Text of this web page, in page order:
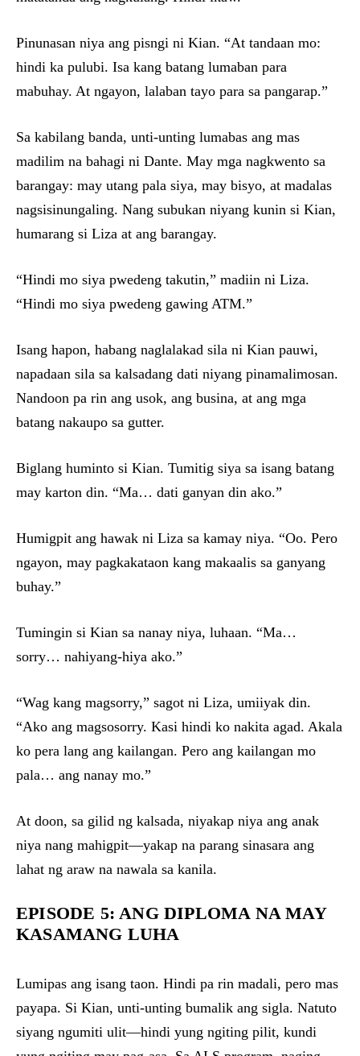
Pinunasan niya ang pisngi ni Kian. “At tandaan mo:
hindi ka pulubi. Isa kang batang lumaban para
mabuhay. At ngayon, lalaban tayo para sa pangarap.”
Sa kabilang banda, unti-unting lumabas ang mas
madilim na bahagi ni Dante. May mga nagkwento sa
barangay: may utang pala siya, may bisyo, at madalas
nagsisinungaling. Nang subukan niyang kunin si Kian,
humarang si Liza at ang barangay.
“Hindi mo siya pwedeng takutin,” madiin ni Liza.
“Hindi mo siya pwedeng gawing ATM.”
Isang hapon, habang naglalakad sila ni Kian pauwi,
napadaan sila sa kalsadang dati niyang pinamalimosan.
Nandoon pa rin ang usok, ang busina, at ang mga
batang nakaupo sa gutter.
Biglang huminto si Kian. Tumitig siya sa isang batang
may karton din. “Ma… dati ganyan din ako.”
Humigpit ang hawak ni Liza sa kamay niya. “Oo. Pero
ngayon, may pagkakataon kang makaalis sa ganyang
buhay.”
Tumingin si Kian sa nanay niya, luhaan. “Ma…
sorry… nahiyang-hiya ako.”
“Wag kang magsorry,” sagot ni Liza, umiiyak din.
“Ako ang magsosorry. Kasi hindi ko nakita agad. Akala
ko pera lang ang kailangan. Pero ang kailangan mo
pala… ang nanay mo.”
At doon, sa gilid ng kalsada, niyakap niya ang anak
niya nang mahigpit—yakap na parang sinasara ang
lahat ng araw na nawala sa kanila.
EPISODE 5: ANG DIPLOMA NA MAY
KASAMANG LUHA
Lumipas ang isang taon. Hindi pa rin madali, pero mas
payapa. Si Kian, unti-unting bumalik ang sigla. Natuto
siyang ngumiti ulit—hindi yung ngiting pilit, kundi